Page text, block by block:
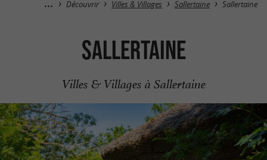
Découvrir Villes & Villages Sallertaine Sallertaine
Sallertaine
Villes & Villages à Sallertaine